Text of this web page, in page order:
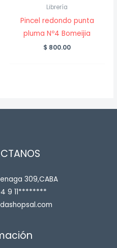
Librería
Pincel redondo punta
pluma Nº4 Bomeijia
$ 800.00
309,CABA
9 11********